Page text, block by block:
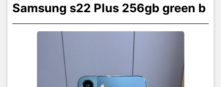
Samsung s22 Plus 256gb green b